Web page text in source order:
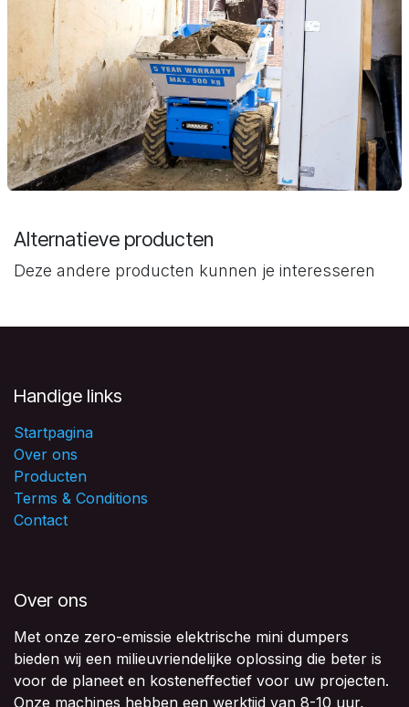
Alternatieve producten
Deze andere producten kunnen je interesseren
Handige links
Startpagina
Over ons
Producten
Terms & Conditions
Contact
Over ons
Met onze zero-emissie elektrische mini dumpers
bieden wij een milieuvriendelijke oplossing die beter is
voor de planeet en kosteneffectief voor uw projecten.
Onze machines hebben een werktijd van 8-10 uur,